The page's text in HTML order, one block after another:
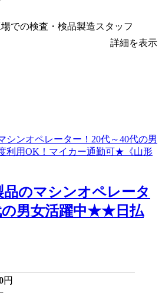
での検査・検品製造スタッフ
詳細を表示
のマシンオペレータ
の男女活躍中★★日払
円